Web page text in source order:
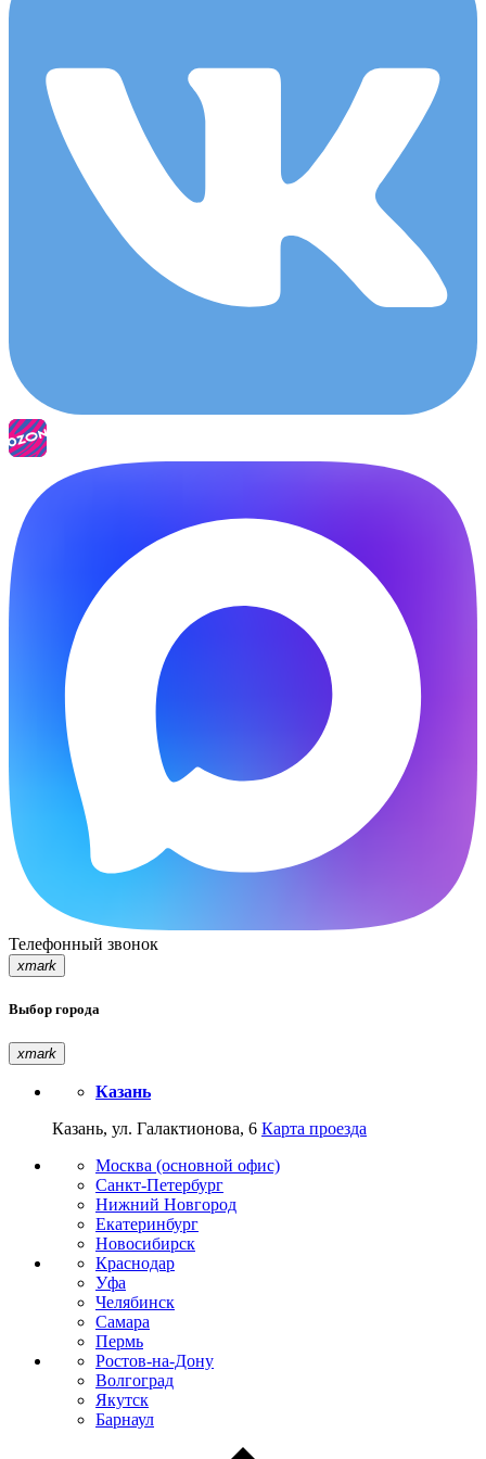
Телефонный звонок
xmark
Выбор города
xmark
Казань
Казань, ул. Галактионова, 6 Карта проезда
Москва (основной офис)
Санкт-Петербург
Нижний Новгород
Екатеринбург
Новосибирск
Краснодар
Уфа
Челябинск
Самара
Пермь
Ростов-на-Дону
Волгоград
Якутск
Барнаул